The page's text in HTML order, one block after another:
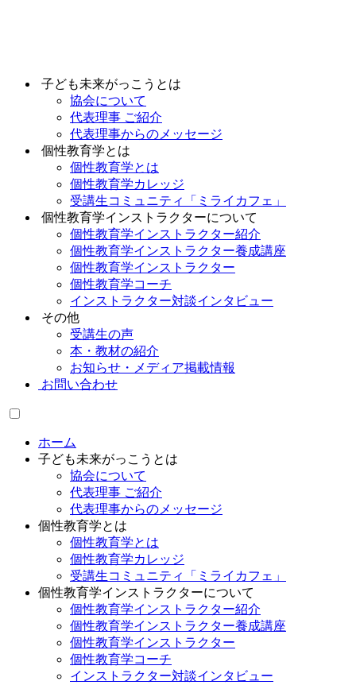
子ども未来がっこうとは
協会について
代表理事 ご紹介
代表理事からのメッセージ
個性教育学とは
個性教育学とは
個性教育学カレッジ
受講生コミュニティ「ミライカフェ」
個性教育学インストラクターについて
個性教育学インストラクター紹介
個性教育学インストラクター養成講座
個性教育学インストラクター
個性教育学コーチ
インストラクター対談インタビュー
その他
受講生の声
本・教材の紹介
お知らせ・メディア掲載情報
お問い合わせ
ホーム
子ども未来がっこうとは
協会について
代表理事 ご紹介
代表理事からのメッセージ
個性教育学とは
個性教育学とは
個性教育学カレッジ
受講生コミュニティ「ミライカフェ」
個性教育学インストラクターについて
個性教育学インストラクター紹介
個性教育学インストラクター養成講座
個性教育学インストラクター
個性教育学コーチ
インストラクター対談インタビュー